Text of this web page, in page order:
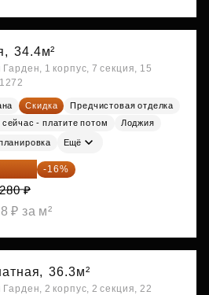
34.4м²
1 корпус, 7 секция, 15
Скидка
Предчистовая отделка
- платите потом
Лоджия
Ещё
635 ₽ -16%
₽
₽ за м²
36.3м²
2 корпус, 2 секция, 22